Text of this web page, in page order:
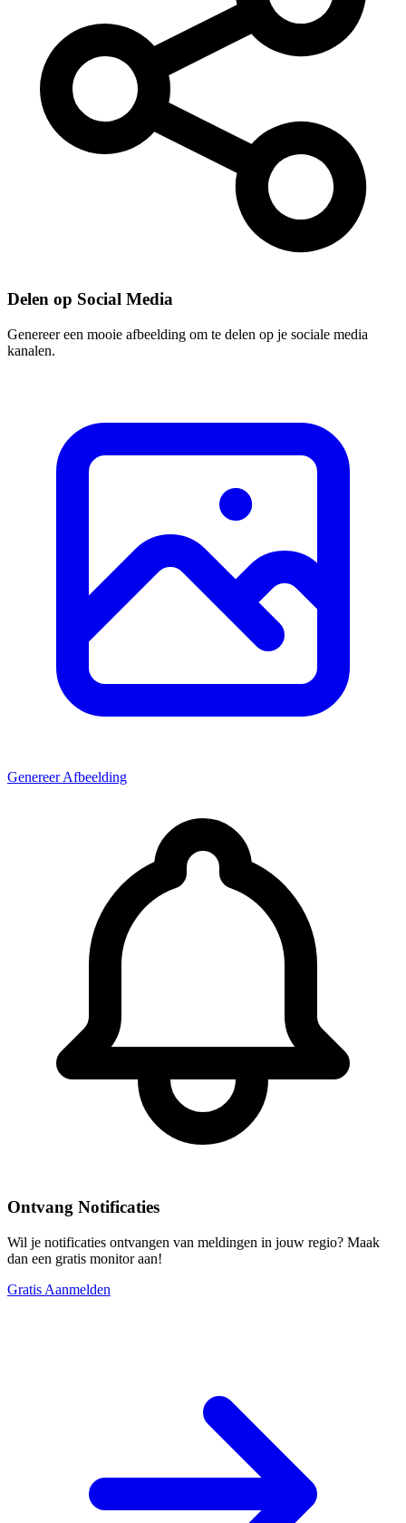
Delen op Social Media
Genereer een mooie afbeelding om te delen op je sociale media
kanalen.
Genereer Afbeelding
Ontvang Notificaties
Wil je notificaties ontvangen van meldingen in jouw regio? Maak
dan een gratis monitor aan!
Gratis Aanmelden